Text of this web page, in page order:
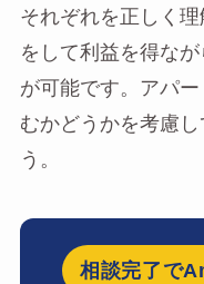
それぞれを正しく
をして利益を得な
が可能です。アパ
むかどうかを考慮
う。
相談完了で